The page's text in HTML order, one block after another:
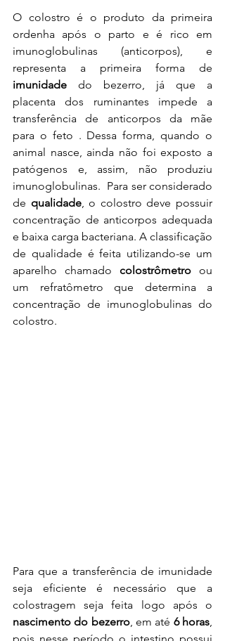
O colostro é o produto da primeira
ordenha após o parto e é rico em
imunoglobulinas (anticorpos), e
imunidade do bezerro, já que a
placenta dos ruminantes impede a
transferência de anticorpos da mãe
para o feto . Dessa forma, quando o
animal nasce, ainda não foi exposto a
patógenos e, assim, não produziu
imunoglobulinas.  Para ser considerado
de qualidade, o colostro deve possuir
concentração de anticorpos adequada
e baixa carga bacteriana. A classificação
de qualidade é feita utilizando-se um
aparelho chamado colostrômetro ou
um refratômetro que determina a
concentração de imunoglobulinas do
colostro.
Para que a transferência de imunidade
seja eficiente é necessário que a
nascimento do bezerro, em até 6 horas,